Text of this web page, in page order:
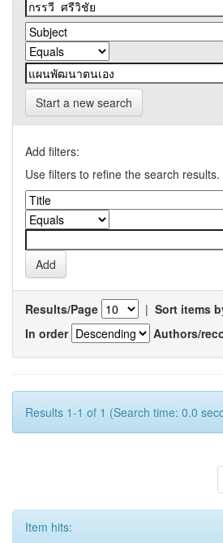
Start a new search
Add filters:
Use filters to refine the search results.
Results/Page | Sort items
In order
Authors/
Results 1-1 of 1 (Search time: 0.0
Item hits: